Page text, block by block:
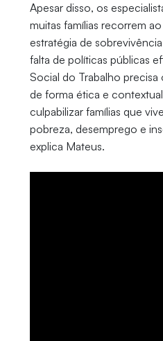
Apesar disso, os
muitas famílias recorrem
estratégia de
falta de políticas públicas
Social do Trabalho precisa
de forma ética e
culpabilizar famílias que
pobreza, desemprego e
explica Mateus.